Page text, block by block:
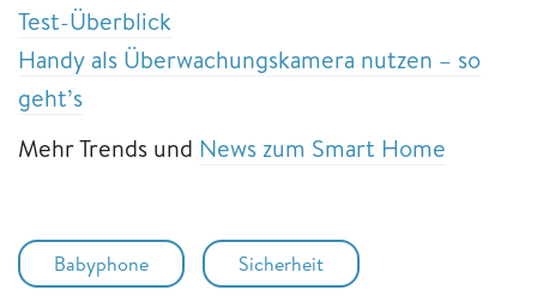
Test-Überblick
Handy als Überwachungskamera nutzen – so
geht’s
Mehr Trends und News zum Smart Home
Babyphone Sicherheit